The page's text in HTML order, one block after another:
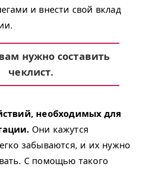
и внести свой вклад
нужно составить
чеклист.
необходимых для
Они кажутся
забываются, и их нужно
С помощью такого